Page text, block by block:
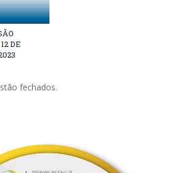
DE
fechados.